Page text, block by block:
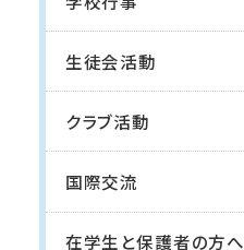
生徒会活動
クラブ活動
国際交流
在学生と保護者の方へ